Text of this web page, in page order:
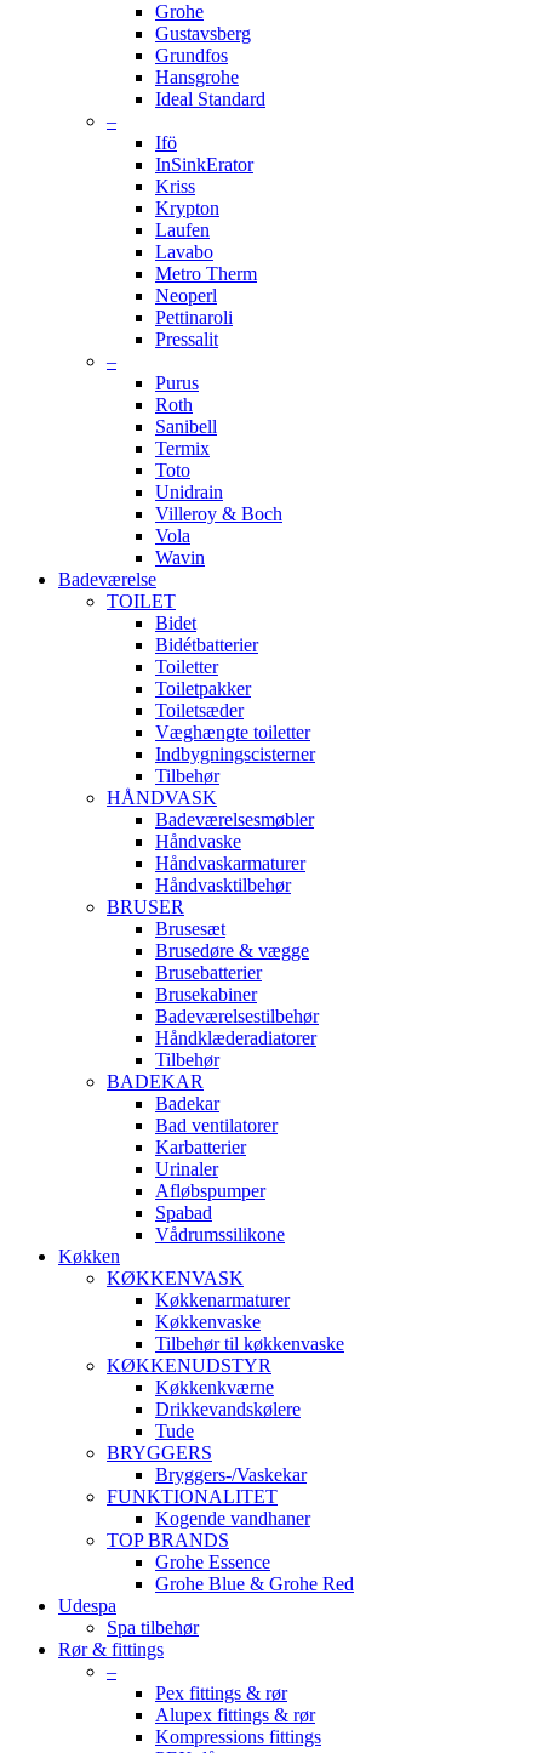
Grohe
Gustavsberg
Grundfos
Hansgrohe
Ideal Standard
–
Ifö
InSinkErator
Kriss
Krypton
Laufen
Lavabo
Metro Therm
Neoperl
Pettinaroli
Pressalit
–
Purus
Roth
Sanibell
Termix
Toto
Unidrain
Villeroy & Boch
Vola
Wavin
Badeværelse
TOILET
Bidet
Bidétbatterier
Toiletter
Toiletpakker
Toiletsæder
Væghængte toiletter
Indbygningscisterner
Tilbehør
HÅNDVASK
Badeværelsesmøbler
Håndvaske
Håndvaskarmaturer
Håndvasktilbehør
BRUSER
Brusesæt
Brusedøre & vægge
Brusebatterier
Brusekabiner
Badeværelsestilbehør
Håndklæderadiatorer
Tilbehør
BADEKAR
Badekar
Bad ventilatorer
Karbatterier
Urinaler
Afløbspumper
Spabad
Vådrumssilikone
Køkken
KØKKENVASK
Køkkenarmaturer
Køkkenvaske
Tilbehør til køkkenvaske
KØKKENUDSTYR
Køkkenkværne
Drikkevandskølere
Tude
BRYGGERS
Bryggers-/Vaskekar
FUNKTIONALITET
Kogende vandhaner
TOP BRANDS
Grohe Essence
Grohe Blue & Grohe Red
Udespa
Spa tilbehør
Rør & fittings
–
Pex fittings & rør
Alupex fittings & rør
Kompressions fittings